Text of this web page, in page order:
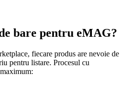
bare pentru eMAG?
fiecare produs are nevoie de
pentru listare. Procesul cu